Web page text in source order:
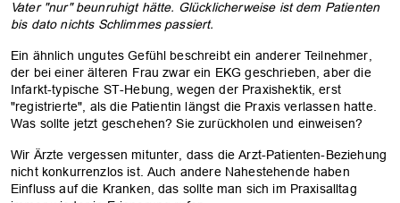
Vater "nur" beunruhigt hätte. Glücklicherweise ist dem Patienten
bis dato nichts Schlimmes passiert.
Ein ähnlich ungutes Gefühl beschreibt ein anderer Teilnehmer,
der bei einer älteren Frau zwar ein EKG geschrieben, aber die
Infarkt-typische ST-Hebung, wegen der Praxishektik, erst
"registrierte", als die Patientin längst die Praxis verlassen hatte.
Was sollte jetzt geschehen? Sie zurückholen und einweisen?
Wir Ärzte vergessen mitunter, dass die Arzt-Patienten-Beziehung
nicht konkurrenzlos ist. Auch andere Nahestehende haben
Einfluss auf die Kranken, das sollte man sich im Praxisalltag